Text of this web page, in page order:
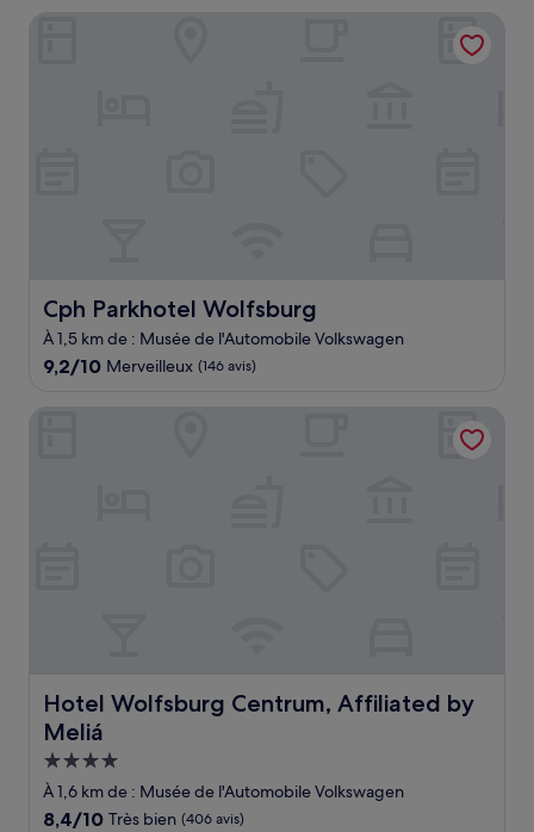
de
96 €
Cph Parkhotel Wolfsburg
Cph Parkhotel Wolfsburg
À 1,5 km de : Musée de l'Automobile Volkswagen
9.2
10,
9,2/10 Merveilleux (146 avis)
Hotel Wolfsburg Centrum, Affiliated by
Meliá
Hotel Wolfsburg Centrum, Affiliated by Meliá
Hébergement
4.0 étoiles
À 1,6 km de : Musée de l'Automobile Volkswagen
8.4
8,4/10 Très bien (406 avis)